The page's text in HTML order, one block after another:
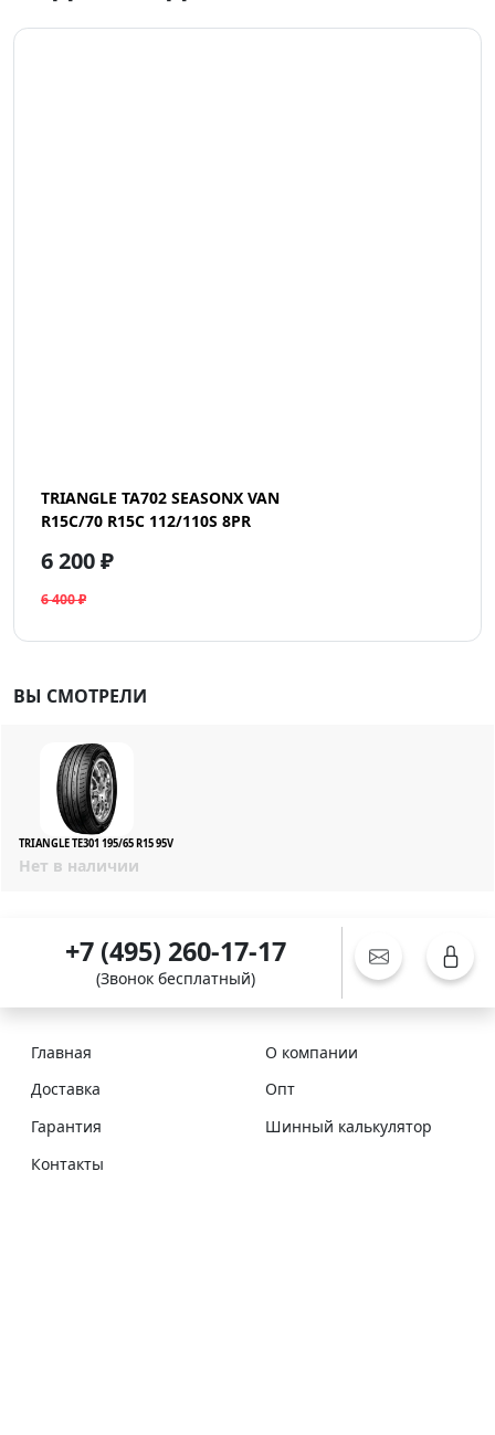
TRIANGLE TA702 SEASONX VAN
R15C/70 R15C 112/110S 8PR
6 200 ₽
6 400 ₽
ВЫ СМОТРЕЛИ
TRIANGLE TE301 195/65 R15 95V
Нет в наличии
+7 (495) 260-17-17
(Звонок бесплатный)
Главная
О компании
Доставка
Опт
Гарантия
Шинный калькулятор
Контакты